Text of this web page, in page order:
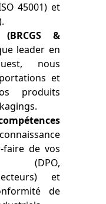
45001) et
(BRCGS &
leader en
nous
et
produits
faire de vos
(DPO,
et
de